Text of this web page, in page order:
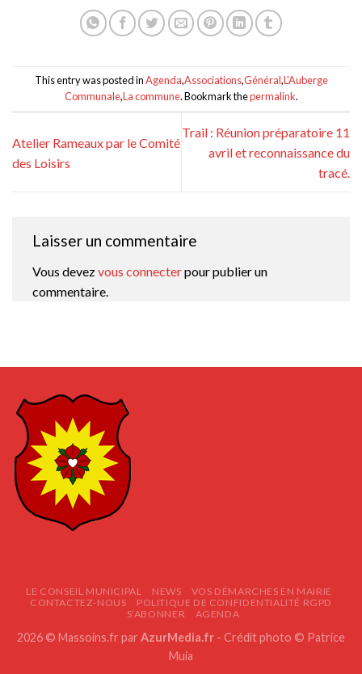
This entry was posted inAgenda,Associations,Général,L'Auberge
Communale,La commune. Bookmark thepermalink.
Atelier Rameaux par le Comité
des Loisirs
Trail : Réunion préparatoire 11
avril et reconnaissance du
tracé.
Laisser un commentaire
Vous devezvous connecterpour publier un
commentaire.
LE CONSEIL MUNICIPAL NEWS
VOS DÉMARCHES EN MAIRIE
CONTACTEZ-NOUS
POLITIQUE DE CONFIDENTIALITÉ RGPD
S’ABONNER
AGENDA
2026 © Massoins.fr par AzurMedia.fr - Crédit photo © Patrice
Muia